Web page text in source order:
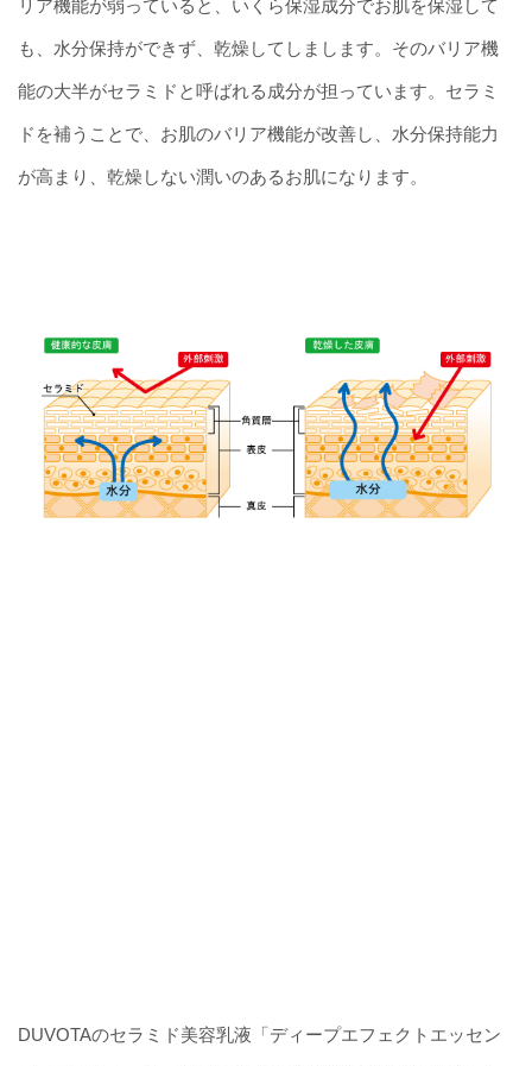
リア機能が弱っていると、いくら保湿成分でお肌を保湿して
も、水分保持ができず、乾燥してしまします。そのバリア機
能の大半がセラミドと呼ばれる成分が担っています。セラミ
ドを補うことで、お肌のバリア機能が改善し、水分保持能力
が高まり、乾燥しない潤いのあるお肌になります。
DUVOTAのセラミド美容乳液「ディープエフェクトエッセン